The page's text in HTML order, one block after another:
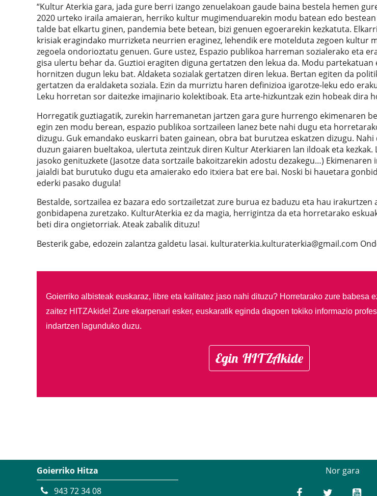
“Kultur Aterkia gara, jada gure berri izango zenuelakoan gaude baina bestela hemen
2020 urteko iraila amaieran, herriko kultur mugimenduarekin modu batean edo
talde bat elkartu ginen, pandemia bete betean, bizi genuen egoerarekin kezkatuta.
krisiak eragindako murrizketa neurrien eraginez, lehendik ere motelduta zegoen kultur
zegoela ondorioztatu genuen. Gure ustez, Espazio publikoa harreman sozialerako eta
gisa ulertu behar da. Guztioi eragiten diguna gertatzen den lekua da. Modu
hornitzen dugun leku bat. Aldaketa sozialak gertatzen diren lekua. Bertan egiten da
gertatzen da eraldaketa soziala. Ezin da murriztu haren definizioa igarotze-leku edo
Leku horretan sor daitezke imajinario kolektiboak. Eta arte-hizkuntzak ezin hobeak dira
Horregatik guztiagatik, zurekin harremanetan jartzen gara gure hurrengo ekimenaren
egin zen modu berean, espazio publikoa sortzaileen lanez bete nahi dugu eta
dizugu. Guk emandako euskarri baten gainean, obra bat burutzea eskatzen dizugu.
duzun gaiaren bueltakoa, ulertuta zeintzuk diren Kultur Aterkiaren lan ildoak eta kezkak.
jasoko genituzkete (Jasotze data sortzaile bakoitzarekin adostu dezakegu…) Ekimenaren
jaialdi bat burutuko dugu eta amaierako edo itxiera bat ere bai. Noski bi hauetara
ederki pasako dugula!
Bestalde, sortzailea ez bazara edo sortzailetzat zure burua ez baduzu eta hau irakurtzen
gonbidapena zuretzako. KulturAterkia ez da magia, herrigintza da eta horretarako
beti dira ongietorriak. Ateak zabalik dituzu!
Besterik gabe, edozein zalantza galdetu lasai. kulturaterkia.kulturaterkia@gmail.com
Goierriko albisteak euskaraz, libre eta kalitatez jaso nahi dituzu? Horretarako zure babesa
zaitez HITZAkide! Zure ekarpenari esker, euskaratik eginda dagoen tokiko informazio
indartzen lagunduko duzu.
Egin HITZAkide
Goierriko Hitza
943 72 34 08
Nor gara